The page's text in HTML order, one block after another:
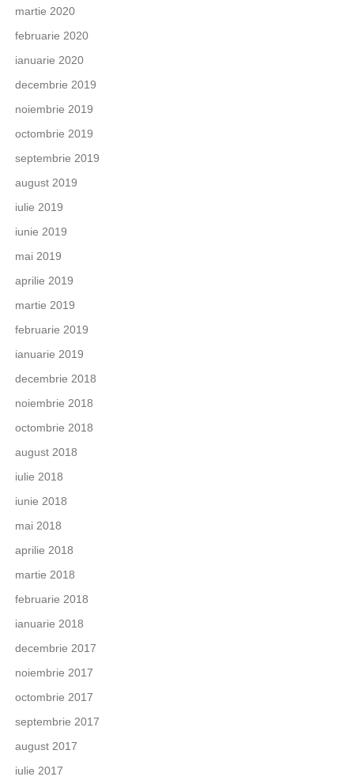
martie 2020
februarie 2020
ianuarie 2020
decembrie 2019
noiembrie 2019
octombrie 2019
septembrie 2019
august 2019
iulie 2019
iunie 2019
mai 2019
aprilie 2019
martie 2019
februarie 2019
ianuarie 2019
decembrie 2018
noiembrie 2018
octombrie 2018
august 2018
iulie 2018
iunie 2018
mai 2018
aprilie 2018
martie 2018
februarie 2018
ianuarie 2018
decembrie 2017
noiembrie 2017
octombrie 2017
septembrie 2017
august 2017
iulie 2017